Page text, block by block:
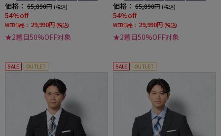
価格： 65,890円 (税込)
54%off
WEB価格： 29,990円 (税込)
★2着目50%OFF対象
価格： 65,890円 (税込)
54%off
WEB価格： 29,990円 (税込)
★2着目50%OFF対象
SALE OUTLET SALE OUTLET